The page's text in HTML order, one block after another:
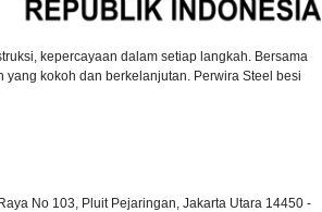
kepercayaan dalam setiap langkah. Bersama
yang kokoh dan berkelanjutan. Perwira Steel besi
No 103, Pluit Pejaringan, Jakarta Utara 14450 -